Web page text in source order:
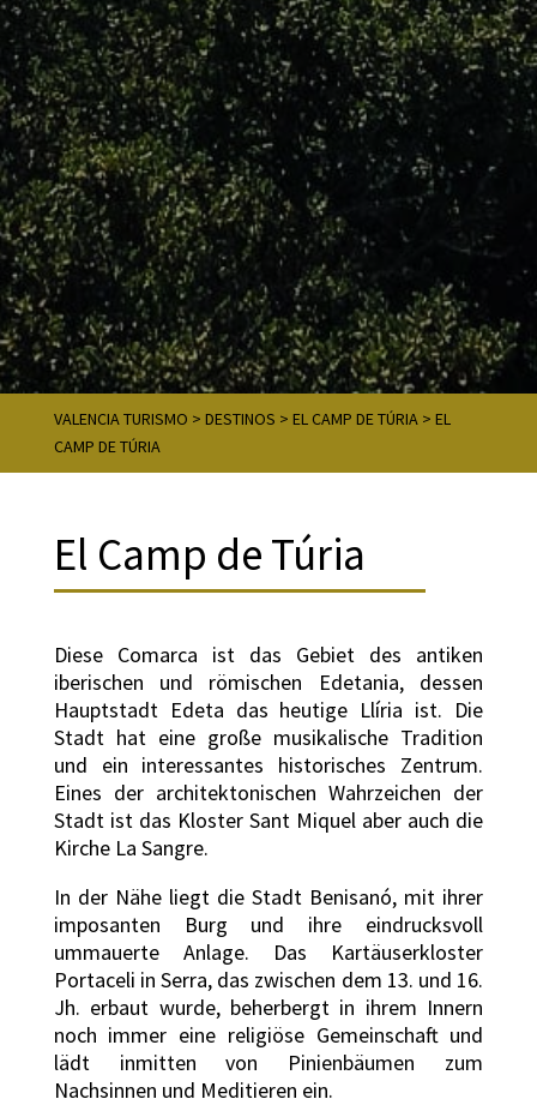
VALENCIA TURISMO > DESTINOS > EL CAMP DE TÚRIA> EL
CAMP DE TÚRIA
El Camp de Túria
Diese Comarca ist das Gebiet des antiken
iberischen und römischen Edetania, dessen
Hauptstadt Edeta das heutige Llíria ist. Die
Stadt hat eine große musikalische Tradition
und ein interessantes historisches Zentrum.
Eines der architektonischen Wahrzeichen der
Stadt ist das Kloster Sant Miquel aber auch die
Kirche La Sangre.
In der Nähe liegt die Stadt Benisanó, mit ihrer
imposanten Burg und ihre eindrucksvoll
ummauerte Anlage. Das Kartäuserkloster
Portaceli in Serra, das zwischen dem 13. und 16.
Jh. erbaut wurde, beherbergt in ihrem Innern
noch immer eine religiöse Gemeinschaft und
lädt inmitten von Pinienbäumen zum
Nachsinnen und Meditieren ein.